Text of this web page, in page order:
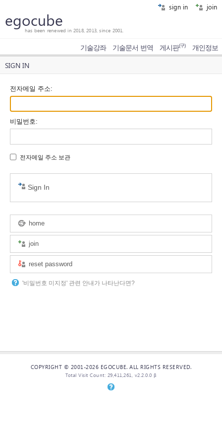
sign in join
egocube
has been renewed in 2018, 2013, since 2001.
기술강좌 기술문서 번역 게시판(구) 개인정보
SIGN IN
전자메일 주소:
비밀번호:
전자메일 주소 보관
Sign In
home
join
reset password
'비밀번호 미지정' 관련 안내가 나타난다면?
COPYRIGHT © 2001-2026 EGOCUBE. ALL RIGHTS RESERVED.
Total Visit Count: 29,411,261, v2.2.0.0 β